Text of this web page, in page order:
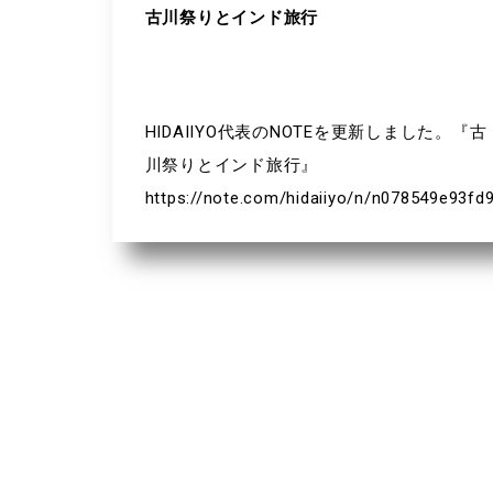
古川祭りとインド旅行
HIDAIIYO代表のNOTEを更新しました。『古
川祭りとインド旅行』
https://note.com/hidaiiyo/n/